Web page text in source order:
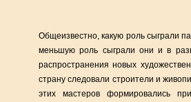
Общеизвестно, какую роль сыграли
меньшую роль сыграли они и в
распространения новых
страну следовали строители и
этих мастеров формировались